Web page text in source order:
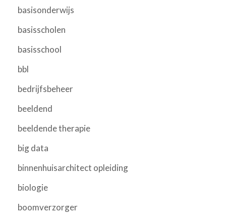
basisonderwijs
basisscholen
basisschool
bbl
bedrijfsbeheer
beeldend
beeldende therapie
big data
binnenhuisarchitect opleiding
biologie
boomverzorger